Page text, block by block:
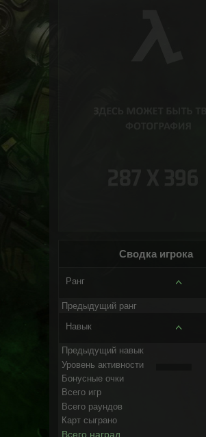
Сводка игрока
Ранг
Предыдущий ранг
Навык
Предыдущий навык
Уровень активности
Бонусные очки
Всего игр
Всего раундов
Карт сыграно
Всего наград